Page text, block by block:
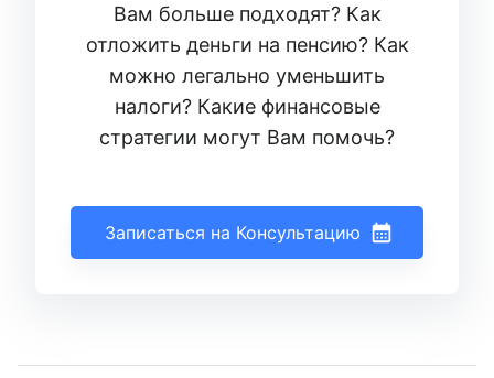
Вам больше подходят? Как
отложить деньги на пенсию? Как
можно легально уменьшить
налоги? Какие финансовые
стратегии могут Вам помочь?
Записаться на Консультацию